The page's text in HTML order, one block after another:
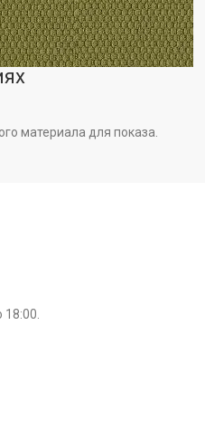
материала для показа.
18:00.